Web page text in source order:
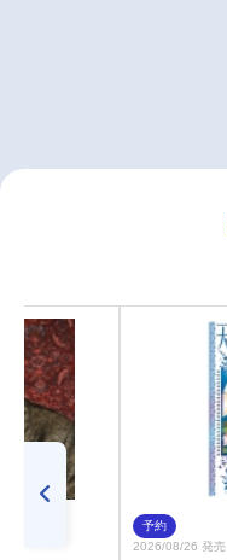
予約
2026/08/26 発売